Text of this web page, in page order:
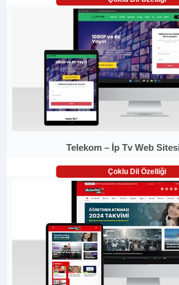
Telekom – İp Tv Web
Çoklu Dil Özelliği